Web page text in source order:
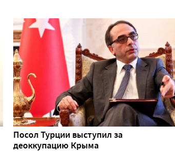
Посол Турции выступил за
деоккупацию Крыма